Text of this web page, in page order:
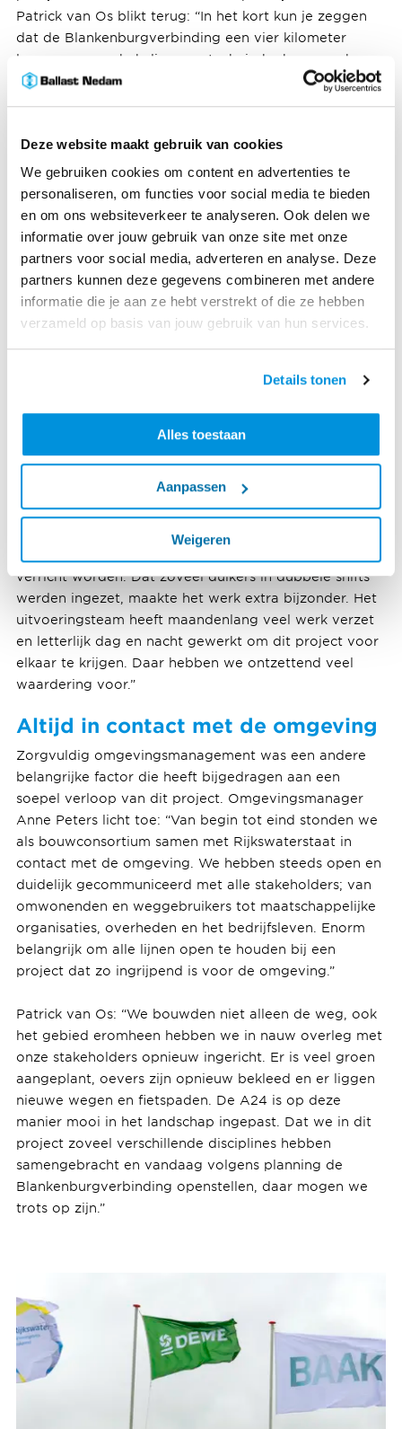
Deze website maakt gebruik van cookies
We gebruiken cookies om content en advertenties te
personaliseren, om functies voor social media te bieden
en om ons websiteverkeer te analyseren. Ook delen we
informatie over jouw gebruik van onze site met onze
partners voor social media, adverteren en analyse. Deze
partners kunnen deze gegevens combineren met andere
informatie die je aan ze hebt verstrekt of die ze hebben
verzameld op basis van jouw gebruik van hun services.
Details tonen
Alles toestaan
Aanpassen
Weigeren
Patrick van Os blikt terug: “In het kort kun je zeggen
dat de Blankenburgverbinding een vier kilometer
lange aaneenschakeling van technische bouwwerken
is. Een complexe operatie waarin alle infradisciplines
verbreden van snelwegen en het aanbrengen van
nieuw asfalt.”
Vanaf de start van de aanbesteding in 2016 is er aan
alle kanten hard gewerkt om dit project succesvol te
realiseren. Uitvoeringsleider Civiel Conrad Hordijk is
dan ook trots op de geleverde teamprestatie: “In de
afgelopen acht jaar zijn er genoeg uitdagingen
voorbijgekomen. Logisch, op zo’n omvangrijk project.
hebben op de regio Rotterdam. Iedereen die daar een
Naast alle bouwplaatsmedewerkers werden er
bovendien meer dan honderd duikers ingevlogen uit
verschillende landen, vervolgt Conrad. “Voor het
aanleggen van de toeritten naar de afzinktunnel moest
verricht worden. Dat zoveel duikers in dubbele shifts
werden ingezet, maakte het werk extra bijzonder. Het
uitvoeringsteam heeft maandenlang veel werk verzet
en letterlijk dag en nacht gewerkt om dit project voor
elkaar te krijgen. Daar hebben we ontzettend veel
waardering voor.”
Altijd in contact met de omgeving
Zorgvuldig omgevingsmanagement was een andere
belangrijke factor die heeft bijgedragen aan een
soepel verloop van dit project. Omgevingsmanager
Anne Peters licht toe: “Van begin tot eind stonden we
als bouwconsortium samen met Rijkswaterstaat in
contact met de omgeving. We hebben steeds open en
duidelijk gecommuniceerd met alle stakeholders; van
omwonenden en weggebruikers tot maatschappelijke
organisaties, overheden en het bedrijfsleven. Enorm
belangrijk om alle lijnen open te houden bij een
project dat zo ingrijpend is voor de omgeving.”
Patrick van Os: “We bouwden niet alleen de weg, ook
het gebied eromheen hebben we in nauw overleg met
onze stakeholders opnieuw ingericht. Er is veel groen
aangeplant, oevers zijn opnieuw bekleed en er liggen
nieuwe wegen en fietspaden. De A24 is op deze
manier mooi in het landschap ingepast. Dat we in dit
project zoveel verschillende disciplines hebben
samengebracht en vandaag volgens planning de
Blankenburgverbinding openstellen, daar mogen we
trots op zijn.”